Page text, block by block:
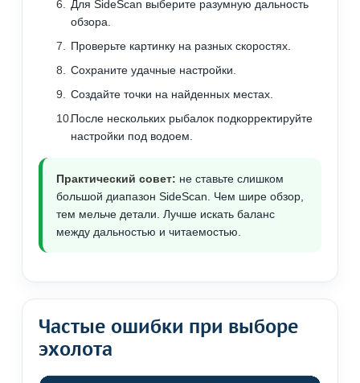
Для SideScan выберите разумную дальность
обзора.
Проверьте картинку на разных скоростях.
Сохраните удачные настройки.
Создайте точки на найденных местах.
После нескольких рыбалок подкорректируйте
настройки под водоем.
Практический совет: не ставьте слишком
большой диапазон SideScan. Чем шире обзор,
тем мельче детали. Лучше искать баланс
между дальностью и читаемостью.
Частые ошибки при выборе
эхолота